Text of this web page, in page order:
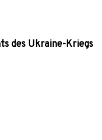
des Ukraine-Kriegs